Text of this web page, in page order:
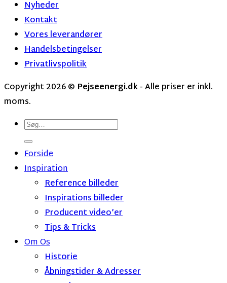
Nyheder
Kontakt
Vores leverandører
Handelsbetingelser
Privatlivspolitik
Copyright 2026 © Pejseenergi.dk- Alle priser er inkl.
moms.
Søg
efter:
Forside
Inspiration
Reference billeder
Inspirations billeder
Producent video’er
Tips & Tricks
Om Os
Historie
Åbningstider & Adresser